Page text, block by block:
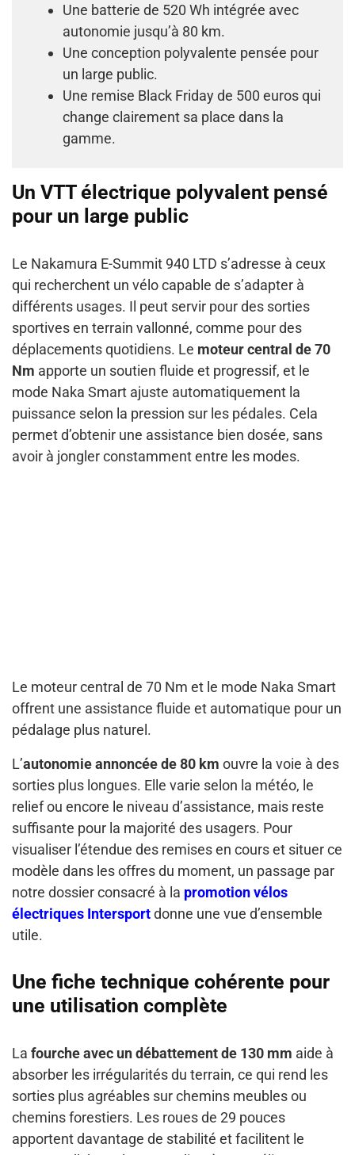
Une batterie de 520 Wh intégrée avec
autonomie jusqu’à 80 km.
Une conception polyvalente pensée pour
un large public.
Une remise Black Friday de 500 euros qui
change clairement sa place dans la
gamme.
Un VTT électrique polyvalent pensé
pour un large public
Le Nakamura E-Summit 940 LTD s’adresse à ceux
qui recherchent un vélo capable de s’adapter à
différents usages. Il peut servir pour des sorties
sportives en terrain vallonné, comme pour des
déplacements quotidiens. Le moteur central de 70
Nm apporte un soutien fluide et progressif, et le
mode Naka Smart ajuste automatiquement la
puissance selon la pression sur les pédales. Cela
permet d’obtenir une assistance bien dosée, sans
avoir à jongler constamment entre les modes.
Le moteur central de 70 Nm et le mode Naka Smart
offrent une assistance fluide et automatique pour un
pédalage plus naturel.
L’autonomie annoncée de 80 km ouvre la voie à des
sorties plus longues. Elle varie selon la météo, le
relief ou encore le niveau d’assistance, mais reste
suffisante pour la majorité des usagers. Pour
visualiser l’étendue des remises en cours et situer ce
modèle dans les offres du moment, un passage par
notre dossier consacré à la promotion vélos
électriques Intersportdonne une vue d’ensemble
utile.
Une fiche technique cohérente pour
une utilisation complète
La fourche avec un débattement de 130 mm aide à
absorber les irrégularités du terrain, ce qui rend les
sorties plus agréables sur chemins meubles ou
chemins forestiers. Les roues de 29 pouces
apportent davantage de stabilité et facilitent le